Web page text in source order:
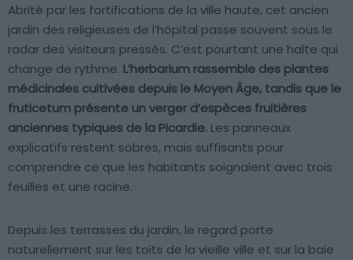
Abrité par les fortifications de la ville haute, cet ancien
jardin des religieuses de l’hôpital passe souvent sous le
radar des visiteurs pressés. C’est pourtant une halte qui
change de rythme. L’herbarium rassemble des plantes
médicinales cultivées depuis le Moyen Âge, tandis que le
fruticetum présente un verger d’espèces fruitières
anciennes typiques de la Picardie. Les panneaux
explicatifs restent sobres, mais suffisants pour
comprendre ce que les habitants soignaient avec trois
feuilles et une racine.
Depuis les terrasses du jardin, le regard porte
naturellement sur les toits de la vieille ville et sur la baie